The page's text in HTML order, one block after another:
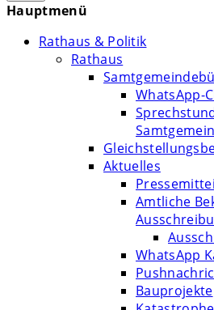
Hauptmenü
Rathaus & Politik
Rathaus
WhatsApp-
Aktuelles
Amtliche
WhatsApp
Bauprojekte